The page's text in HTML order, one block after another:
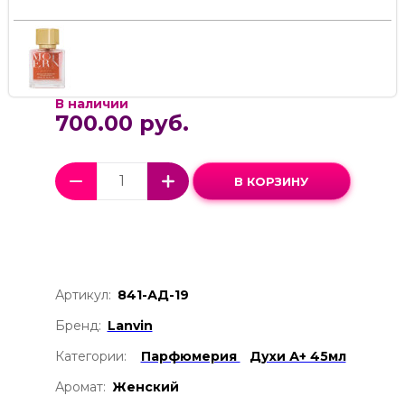
В наличии
700.00 руб.
В КОРЗИНУ
Артикул: 841-АД-19
Бренд: Lanvin
Категории:
Парфюмерия
Духи А+ 45мл
Аромат: Женский